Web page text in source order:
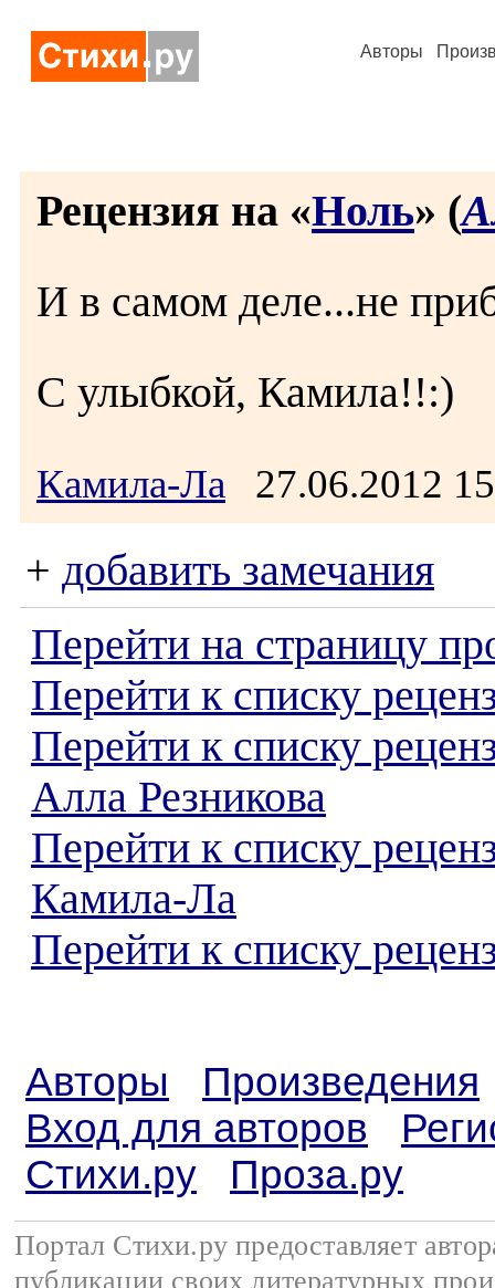
Авторы
Рецензия на «Ноль» (
И в самом деле...не
С улыбкой, Камила!!:)
Камила-Ла 27.06.2012
+ добавить замечания
Перейти на страницу
Перейти к списку
Перейти к списку
Алла Резникова
Перейти к списку
Камила-Ла
Перейти к списку
Авторы
Произведения
Вход для авторов
Стихи.ру
Проза.ру
Портал Стихи.ру предоставляет
публикации своих литературных